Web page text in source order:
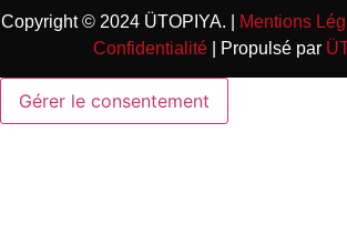
Copyright © 2024 ÜTOPIYA. | Mentions
Confidentialité | Propulsé par
Gérer le consentement